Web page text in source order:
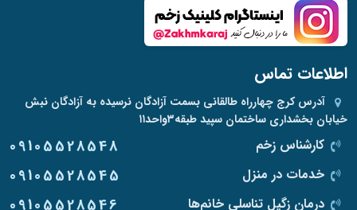
اطلاعات تماس
آدرس کرج چهارراه طالقانی بسمت آزادگان نرسیده به آزادگان نبش
خیابان بخشداری ساختمان سپید طبقه۳واحد۱۱
کارشناس زخم 09105528548
خدمات در منزل 09105528545
درمان زگیل تناسلی خانم‌ها